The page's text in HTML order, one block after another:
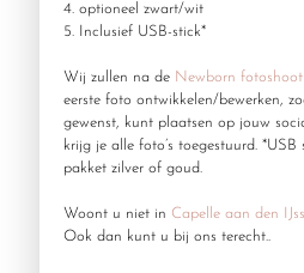
4. optioneel zwart/wit
5. Inclusief USB-stick*
Wij zullen na de Newborn fotoshoot
eerste foto ontwikkelen/bewerken,
gewenst, kunt plaatsen op jouw
krijg je alle foto’s toegestuurd.
pakket zilver of goud.
Woont u niet in Capelle aan den
Ook dan kunt u bij ons terecht..